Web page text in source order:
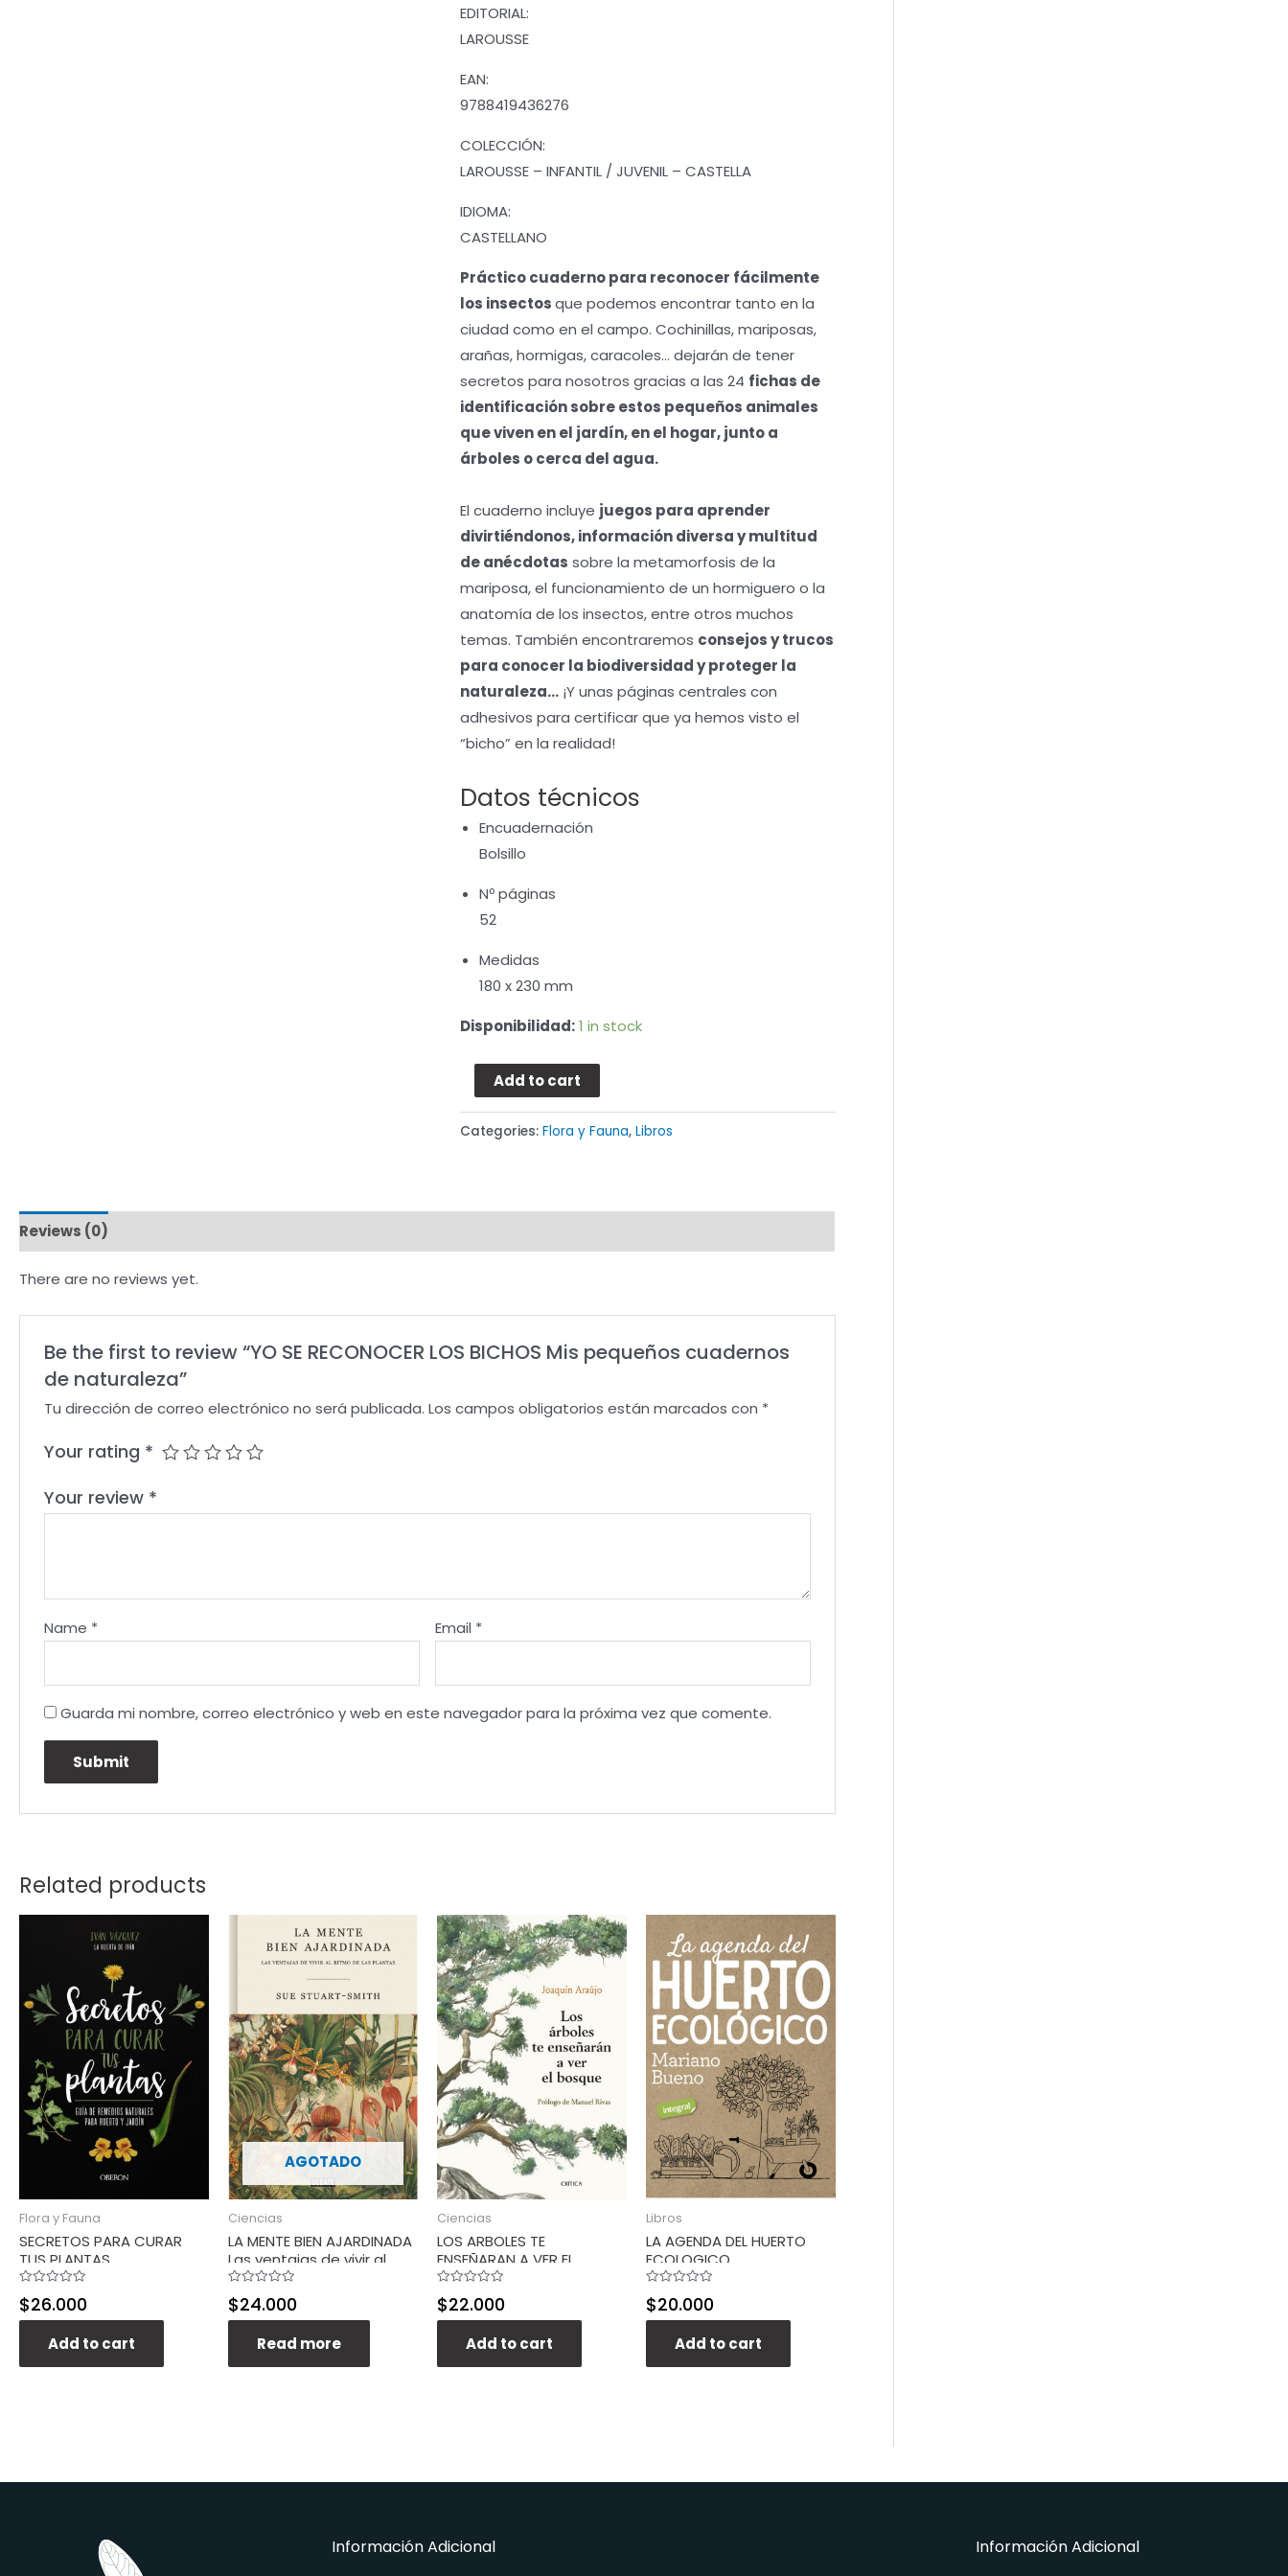
EDITORIAL:
LAROUSSE
EAN:
9788419436276
COLECCIÓN:
LAROUSSE – INFANTIL / JUVENIL – CASTELLA
IDIOMA:
CASTELLANO
Práctico cuaderno para reconocer fácilmente
los insectosque podemos encontrar tanto en la
ciudad como en el campo. Cochinillas, mariposas,
arañas, hormigas, caracoles… dejarán de tener
secretos para nosotros gracias a las 24 fichas de
identificación sobre estos pequeños animales
que viven en el jardín, en el hogar, junto a
árboles o cerca del agua.
El cuaderno incluye juegos para aprender
divirtiéndonos, información diversa y multitud
de anécdotas sobre la metamorfosis de la
mariposa, el funcionamiento de un hormiguero o la
anatomía de los insectos, entre otros muchos
temas. También encontraremos consejos y trucos
para conocer la biodiversidad y proteger la
naturaleza…¡Y unas páginas centrales con
adhesivos para certificar que ya hemos visto el
“bicho” en la realidad!
Datos técnicos
Encuadernación
Bolsillo
Nº páginas
52
Medidas
180 x 230 mm
Disponibilidad:1 in stock
Add to cart
Categories: Flora y Fauna, Libros
Reviews (0)
There are no reviews yet.
Be the first to review “YO SE RECONOCER LOS BICHOS Mis pequeños cuadernos
de naturaleza”
Tu dirección de correo electrónico no será publicada. Los campos obligatorios están marcados con *
Your rating *
Your review *
Name * Email *
Guarda mi nombre, correo electrónico y web en este navegador para la próxima vez que comente.
Related products
Flora y Fauna
SECRETOS PARA CURAR
TUS PLANTAS
0
out
$26.000
Add to cart
AGOTADO
Ciencias
LA MENTE BIEN AJARDINADA
Las ventajas de vivir al
ritmo de las plantas
0
out
$24.000
Read more
Ciencias
LOS ARBOLES TE
ENSEÑARAN A VER EL
BOSQUE
0
out
$22.000
Add to cart
Libros
LA AGENDA DEL HUERTO
ECOLOGICO
0
out
$20.000
Add to cart
Información Adicional Información Adicional